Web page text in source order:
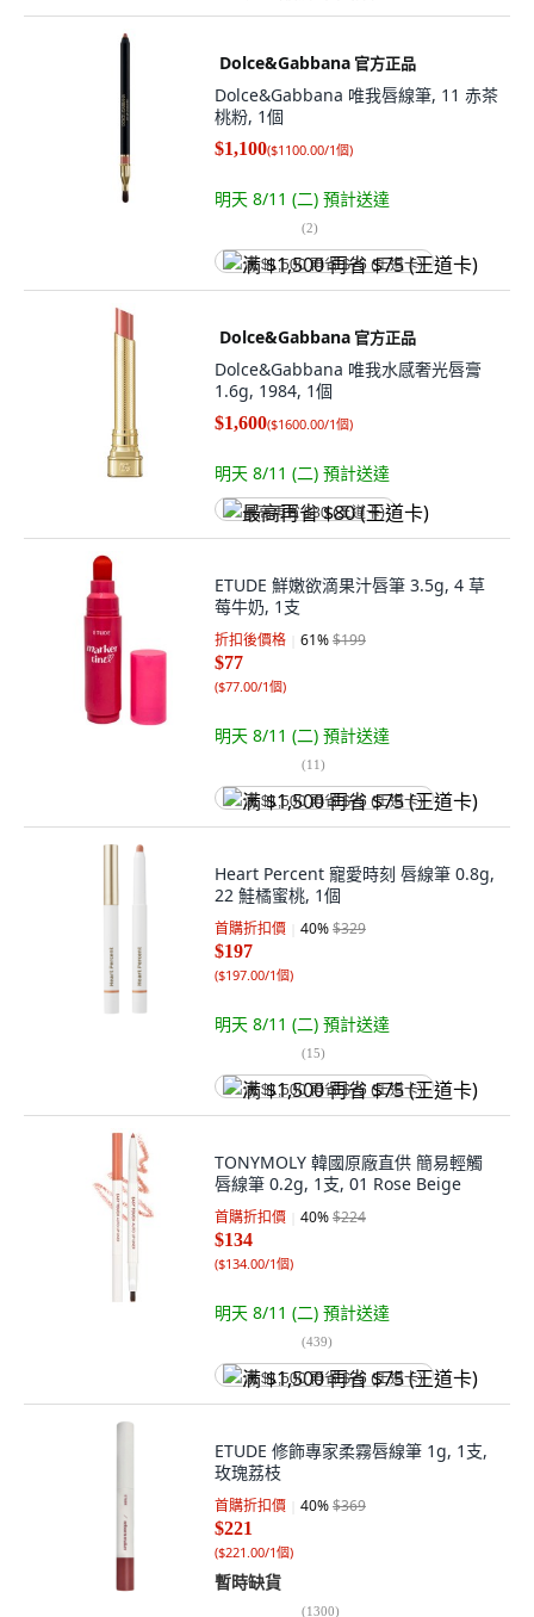
Dolce&Gabbana 官方正品
Dolce&Gabbana 唯我唇線筆, 11 赤茶
桃粉, 1個
$1,100($1100.00/1個)
明天 8/11 (二) 預計送達
(2)
满 $1,500 再省 $75 (王道卡)
Dolce&Gabbana 官方正品
Dolce&Gabbana 唯我水感奢光唇膏
1.6g, 1984, 1個
$1,600($1600.00/1個)
明天 8/11 (二) 預計送達
最高再省 $80 (王道卡)
ETUDE 鮮嫩欲滴果汁唇筆 3.5g, 4 草
莓牛奶, 1支
折扣後價格 61%$199
$77
($77.00/1個)
明天 8/11 (二) 預計送達
(11)
满 $1,500 再省 $75 (王道卡)
Heart Percent 寵愛時刻 唇線筆 0.8g,
22 鮭橘蜜桃, 1個
首購折扣價 40%$329
$197
($197.00/1個)
明天 8/11 (二) 預計送達
(15)
满 $1,500 再省 $75 (王道卡)
TONYMOLY 韓國原廠直供 簡易輕觸
唇線筆 0.2g, 1支, 01 Rose Beige
首購折扣價 40%$224
$134
($134.00/1個)
明天 8/11 (二) 預計送達
(439)
满 $1,500 再省 $75 (王道卡)
ETUDE 修飾專家柔霧唇線筆 1g, 1支,
玫瑰荔枝
首購折扣價 40%$369
$221
($221.00/1個)
暫時缺貨
(1300)